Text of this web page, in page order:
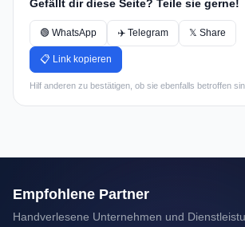
Gefällt dir diese Seite? Teile sie gerne!
🟢 WhatsApp ✈️ Telegram 𝕏 Share
📋 Link kopieren
Hilf anderen zu bestätigen, ob sie ebenfalls betroffen
Empfohlene Partner
Handverlesene Unternehmen und